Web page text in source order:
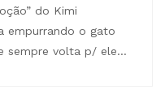
do Kimi
empurrando o gato
sempre volta p/ ele…